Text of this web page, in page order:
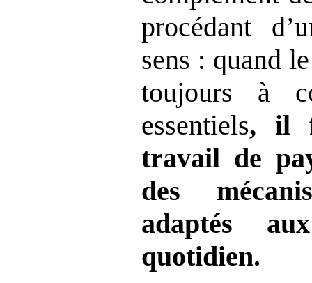
procédant
sens : quand
toujours à
essentiels, il
travail de
des
adaptés
quotidien.